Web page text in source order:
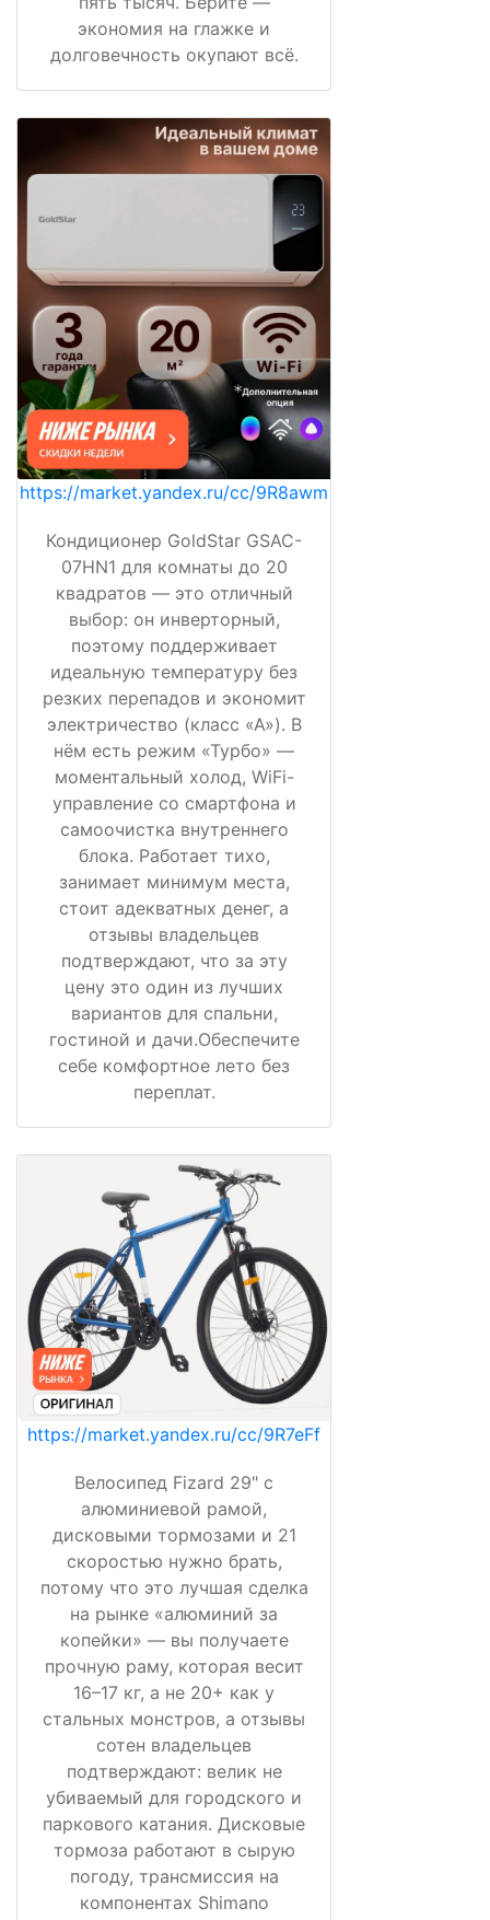
экономия на глажке и
долговечность окупают всё.
https://market.yandex.ru/cc/9R8awm
Кондиционер GoldStar GSAC-
07HN1 для комнаты до 20
квадратов — это отличный
выбор: он инверторный,
поэтому поддерживает
идеальную температуру без
резких перепадов и экономит
электричество (класс «А»). В
нём есть режим «Турбо» —
моментальный холод, WiFi-
управление со смартфона и
самоочистка внутреннего
блока. Работает тихо,
занимает минимум места,
стоит адекватных денег, а
отзывы владельцев
подтверждают, что за эту
цену это один из лучших
вариантов для спальни,
гостиной и дачи.Обеспечите
себе комфортное лето без
переплат.
https://market.yandex.ru/cc/9R7eFf
Велосипед Fizard 29" с
алюминиевой рамой,
дисковыми тормозами и 21
скоростью нужно брать,
потому что это лучшая сделка
на рынке «алюминий за
копейки» — вы получаете
прочную раму, которая весит
16–17 кг, а не 20+ как у
стальных монстров, а отзывы
сотен владельцев
подтверждают: велик не
убиваемый для городского и
паркового катания. Дисковые
тормоза работают в сырую
погоду, трансмиссия на
компонентах Shimano